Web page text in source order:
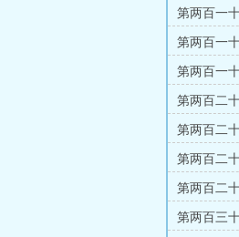
第两百一
第两百一
第两百一
第两百二
第两百二
第两百二
第两百二
第两百三